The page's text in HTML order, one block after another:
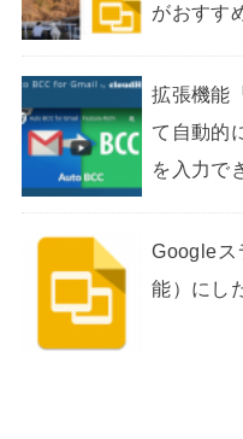
がおすす
拡張機能
て自動的
を入力で
Googleス
能）にし